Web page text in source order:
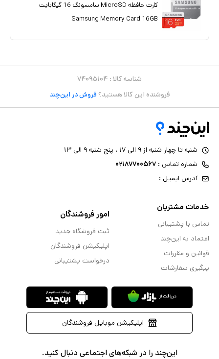
کارت حافظه MicroSD سامسونگ 16 گیگابایت
Samsung Memory Card 16GB
شناسه کالا : ۷۴۰۹۵۱۰۴
فروشنده این کالا هستید؟ فروش در این‌چند
شنبه تا چهار شنبه از ۹ الی ۱۷ ، پنج شنبه ۹ الی ۱۳
شماره تماس : ۰۲۱۸۷۷۰۰۵۶۷
آدرس ایمیل :
خدمات مشتریان
تماس با پشتیبانی
اعتماد به این‌چند
قوانین و مقررات
پیگیری سفارشات
امور فروشندگان
ثبت فروشگاه جدید
اپلیکیشن فروشندگان
درخواست پشتیبانی
اپلیکیشن موبایل فروشندگان
این‌چند را در شبکه‌های اجتماعی دنبال کنید.